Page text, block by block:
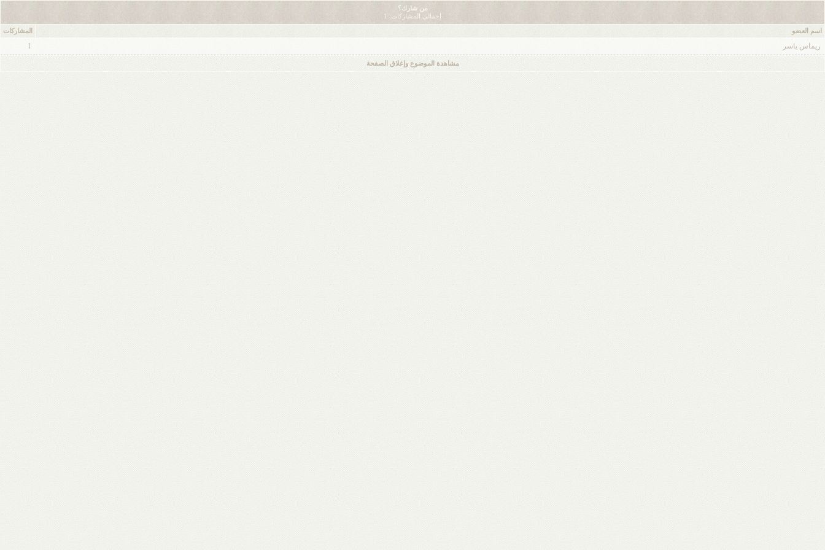
من شارك؟
إجمالي المشاركات: 1
اسم العضو المشاركات
ريماس ياسر 1
مشاهدة الموضوع وإغلاق الصفحة